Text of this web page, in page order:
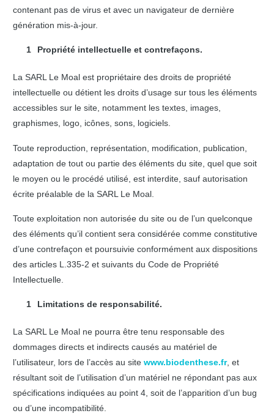
contenant pas de virus et avec un navigateur de dernière
génération mis-à-jour.
Propriété intellectuelle et contrefaçons.
La SARL Le Moal est propriétaire des droits de propriété
intellectuelle ou détient les droits d’usage sur tous les éléments
accessibles sur le site, notamment les textes, images,
graphismes, logo, icônes, sons, logiciels.
Toute reproduction, représentation, modification, publication,
adaptation de tout ou partie des éléments du site, quel que soit
le moyen ou le procédé utilisé, est interdite, sauf autorisation
écrite préalable de la SARL Le Moal.
Toute exploitation non autorisée du site ou de l’un quelconque
des éléments qu’il contient sera considérée comme constitutive
d’une contrefaçon et poursuivie conformément aux dispositions
des articles L.335-2 et suivants du Code de Propriété
Intellectuelle.
Limitations de responsabilité.
La SARL Le Moal ne pourra être tenu responsable des
dommages directs et indirects causés au matériel de
l’utilisateur, lors de l’accès au site www.biodenthese.fr, et
résultant soit de l’utilisation d’un matériel ne répondant pas aux
spécifications indiquées au point 4, soit de l’apparition d’un bug
ou d’une incompatibilité.